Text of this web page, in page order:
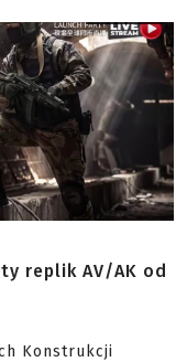
replik AV/AK od
Konstrukcji